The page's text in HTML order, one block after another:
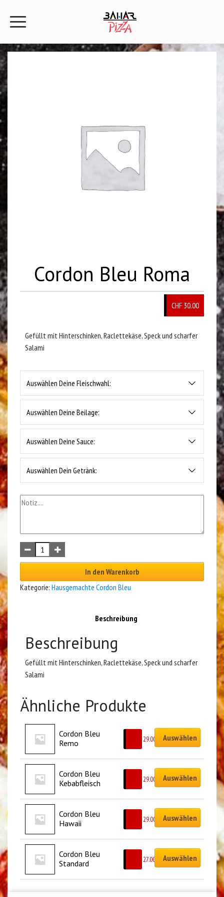
Cordon Bleu Roma
CHF 30.00
Gefüllt mit Hinterschinken, Raclettekäse, Speck und scharfer
Salami
Auswählen Deine Fleischwahl:
Auswählen Deine Beilage:
Auswählen Deine Sauce:
Auswählen Dein Getränk:
In den Warenkorb
Kategorie: Hausgemachte Cordon Bleu
Beschreibung
Beschreibung
Gefüllt mit Hinterschinken, Raclettekäse, Speck und scharfer
Salami
Ähnliche Produkte
Cordon Bleu
Remo
29.00 Auswählen
Cordon Bleu
Kebabfleisch
29.00 Auswählen
Cordon Bleu
Hawaii
29.00 Auswählen
Cordon Bleu
Standard
27.00 Auswählen